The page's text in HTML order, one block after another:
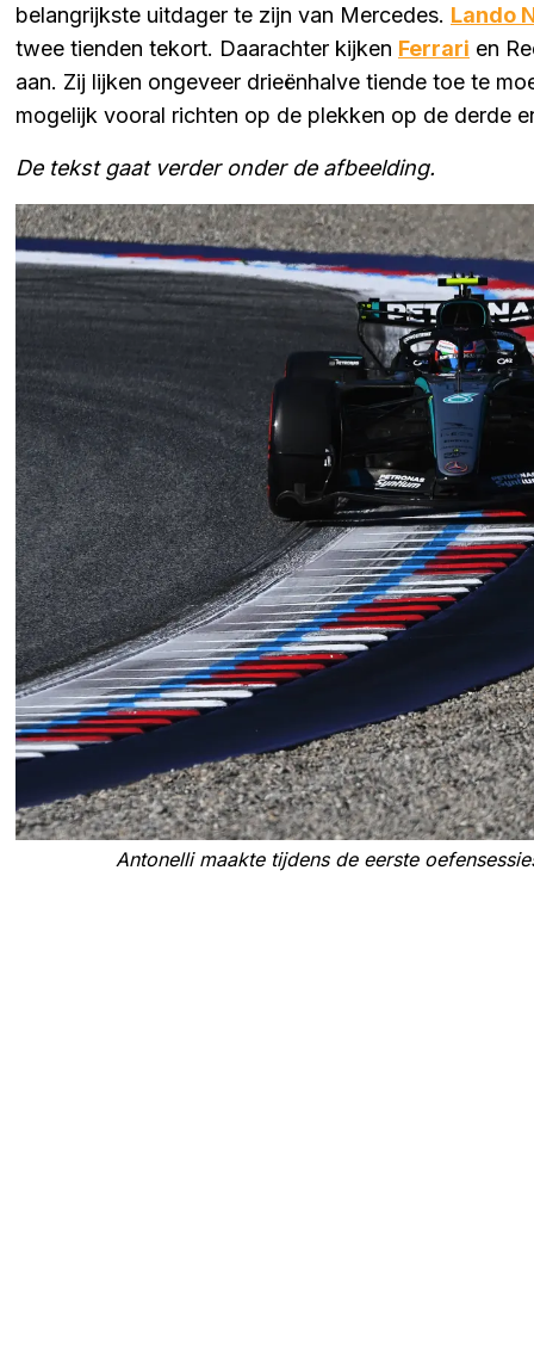
belangrijkste uitdager te zijn van Mercedes. Lando
twee tienden tekort. Daarachter kijken Ferrari en
aan. Zij lijken ongeveer drieënhalve tiende toe te
mogelijk vooral richten op de plekken op de derde
De tekst gaat verder onder de afbeelding.
Antonelli maakte tijdens de eerste